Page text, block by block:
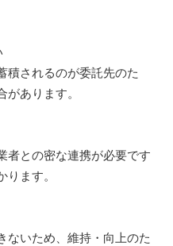
積されるのが委託先のた
あります。
者との密な連携が必要です
ます。
ないため、維持・向上のた